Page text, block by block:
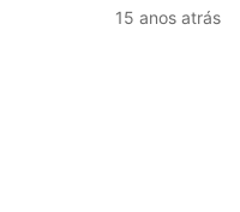
15 anos atrás